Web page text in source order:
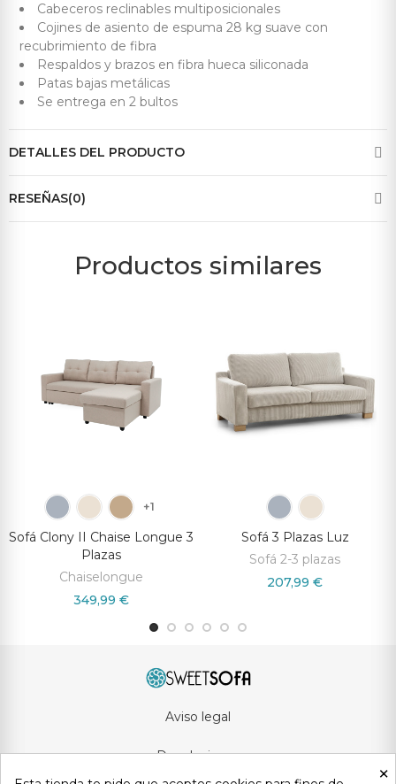
Cabeceros reclinables multiposicionales
Cojines de asiento de espuma 28 kg suave con
recubrimiento de fibra
Respaldos y brazos en fibra hueca siliconada
Patas bajas metálicas
Se entrega en 2 bultos
DETALLES DEL PRODUCTO
RESEÑAS(0)
Productos similares
+1
Sofá Clony II Chaise Longue 3
Plazas
Chaiselongue
349,99 €
Sofá 3 Plazas Luz
Sofá 2-3 plazas
207,99 €
Aviso legal
Devoluciones
×